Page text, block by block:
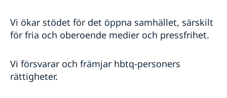
Vi ökar stödet för det öppna samhället, särskilt
för fria och oberoende medier och pressfrihet.
Vi försvarar och främjar hbtq-personers
rättigheter.